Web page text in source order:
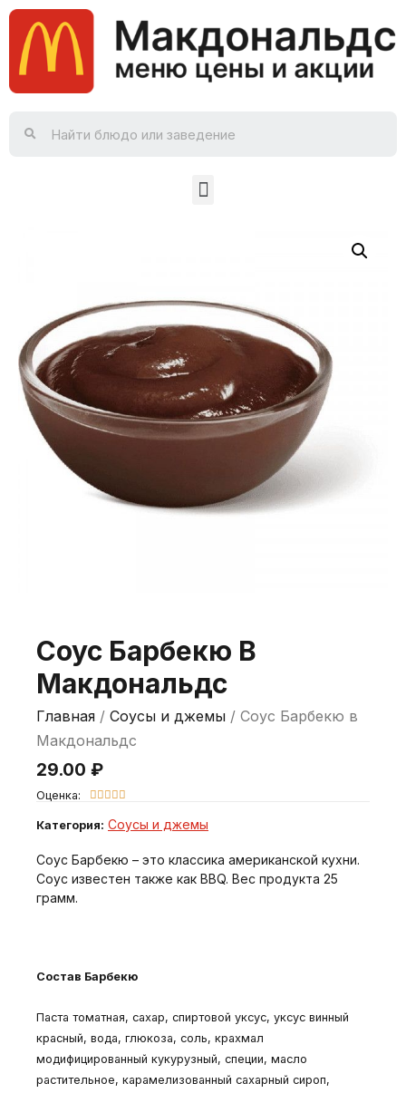
Соус Барбекю В
Макдональдс
Главная / Соусы и джемы / Соус Барбекю в
Макдональдс
29.00 ₽
Оценка: 
Категория: Соусы и джемы
Соус Барбекю – это классика американской кухни.
Соус известен также как BBQ. Вес продукта 25
грамм.
Состав Барбекю
Паста томатная, сахар, спиртовой уксус, уксус винный
красный, вода, глюкоза, соль, крахмал
модифицированный кукурузный, специи, масло
растительное, карамелизованный сахарный сироп,